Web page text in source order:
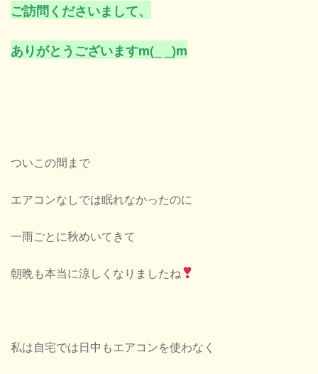
ご訪問くださいまして、
ありがとうございますm(_ _)m
ついこの間まで
エアコンなしでは眠れなかったのに
一雨ごとに秋めいてきて
朝晩も本当に涼しくなりましたね
私は自宅では日中もエアコンを使わなく